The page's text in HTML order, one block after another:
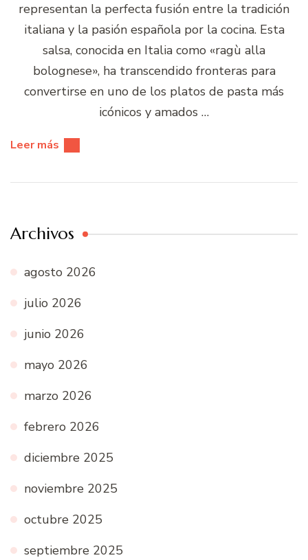
representan la perfecta fusión entre la tradición
italiana y la pasión española por la cocina. Esta
salsa, conocida en Italia como «ragù alla
bolognese», ha transcendido fronteras para
convertirse en uno de los platos de pasta más
icónicos y amados …
Leer más
Archivos
agosto 2026
julio 2026
junio 2026
mayo 2026
marzo 2026
febrero 2026
diciembre 2025
noviembre 2025
octubre 2025
septiembre 2025